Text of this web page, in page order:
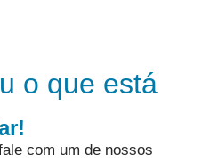
o que está
com um de nossos